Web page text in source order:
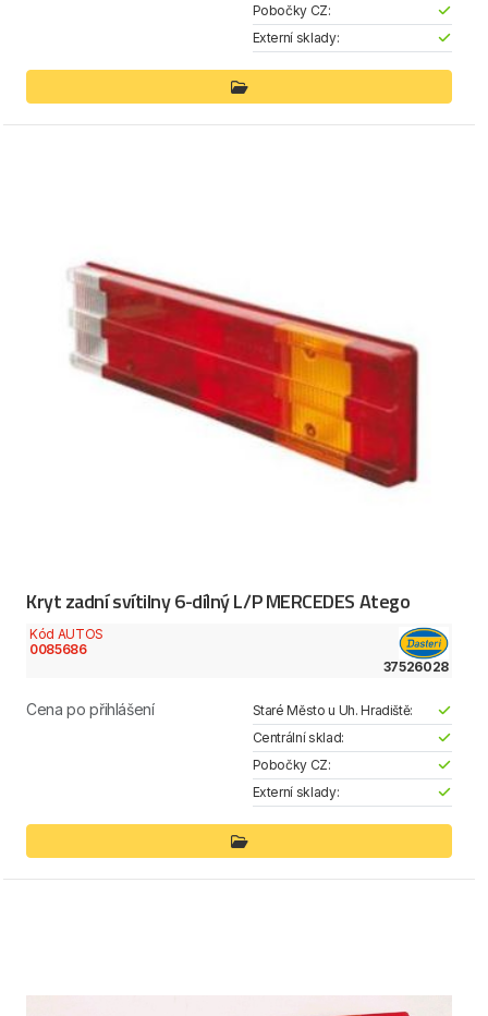
Pobočky CZ:
Externí sklady:
Kryt zadní svítilny 6-dílný L/P MERCEDES Atego
Kód AUTOS
0085686
37526028
Cena po přihlášení
Staré Město u Uh. Hradiště:
Centrální sklad:
Pobočky CZ:
Externí sklady: